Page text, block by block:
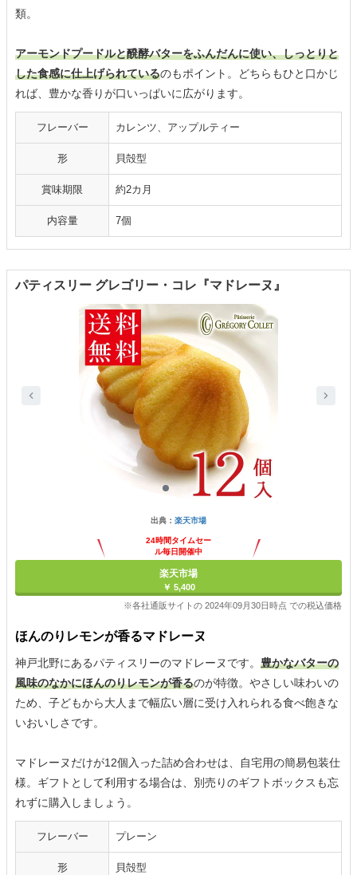
類。
アーモンドプードルと醗酵バターをふんだんに使い、しっとりと
した食感に仕上げられているのもポイント。どちらもひと口かじ
れば、豊かな香りが口いっぱいに広がります。
フレーバー カレンツ、アップルティー
形 貝殻型
賞味期限 約2カ月
内容量 7個
パティスリー グレゴリー・コレ『マドレーヌ』
出典： 楽天市場
24時間タイムセー
ル毎日開催中
楽天市場
￥ 5,400
※各社通販サイトの 2024年09月30日時点 での税込価格
ほんのりレモンが香るマドレーヌ
神戸北野にあるパティスリーのマドレーヌです。 豊かなバターの
風味のなかにほんのりレモンが香るのが特徴。やさしい味わいの
ため、子どもから大人まで幅広い層に受け入れられる食べ飽きな
いおいしさです。
マドレーヌだけが12個入った詰め合わせは、自宅用の簡易包装仕
様。ギフトとして利用する場合は、別売りのギフトボックスも忘
れずに購入しましょう。
フレーバー プレーン
形 貝殻型